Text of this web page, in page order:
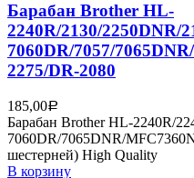
Барабан Brother HL-
2240R/2130/2250DNR/
7060DR/7057/
2275/DR-2080
185,00Р
Барабан Brother HL-2240R/
7060DR/7065DNR/
шестерней) High Quality
В корзину